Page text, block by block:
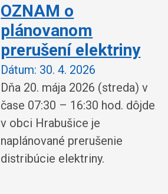
OZNAM o
plánovanom
prerušení elektriny
Dátum: 30. 4. 2026
Dňa 20. mája 2026 (streda) v
čase 07:30 – 16:30 hod. dôjde
v obci Hrabušice je
naplánované prerušenie
distribúcie elektriny.